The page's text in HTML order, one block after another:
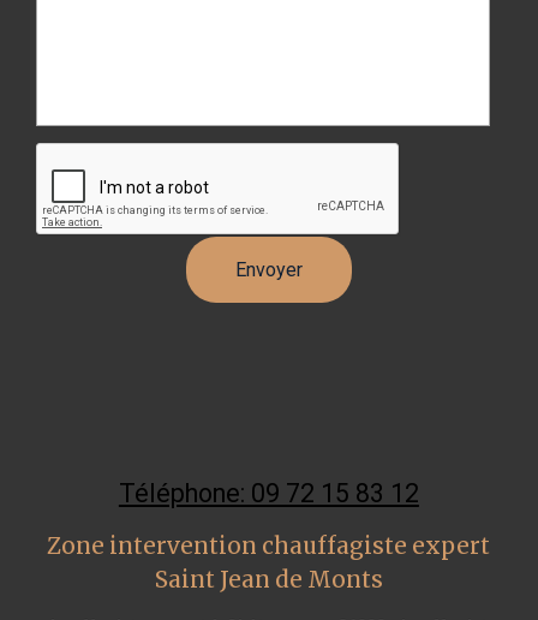
Téléphone: 09 72 15 83 12
Zone intervention chauffagiste expert
Saint Jean de Monts